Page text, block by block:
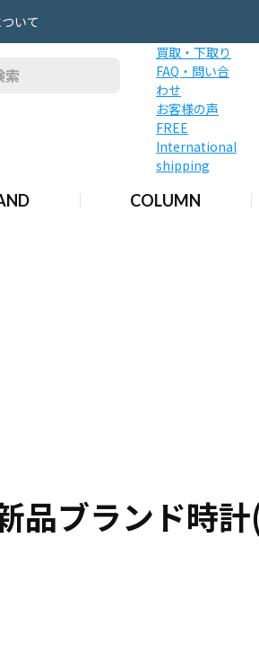
いて
買取・下取り
FAQ・問い合
わせ
お客様の声
FREE
International
shipping
COLUMN
ブランド時計